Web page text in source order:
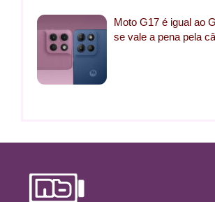
Moto G17 é igual ao
se vale a pena pela